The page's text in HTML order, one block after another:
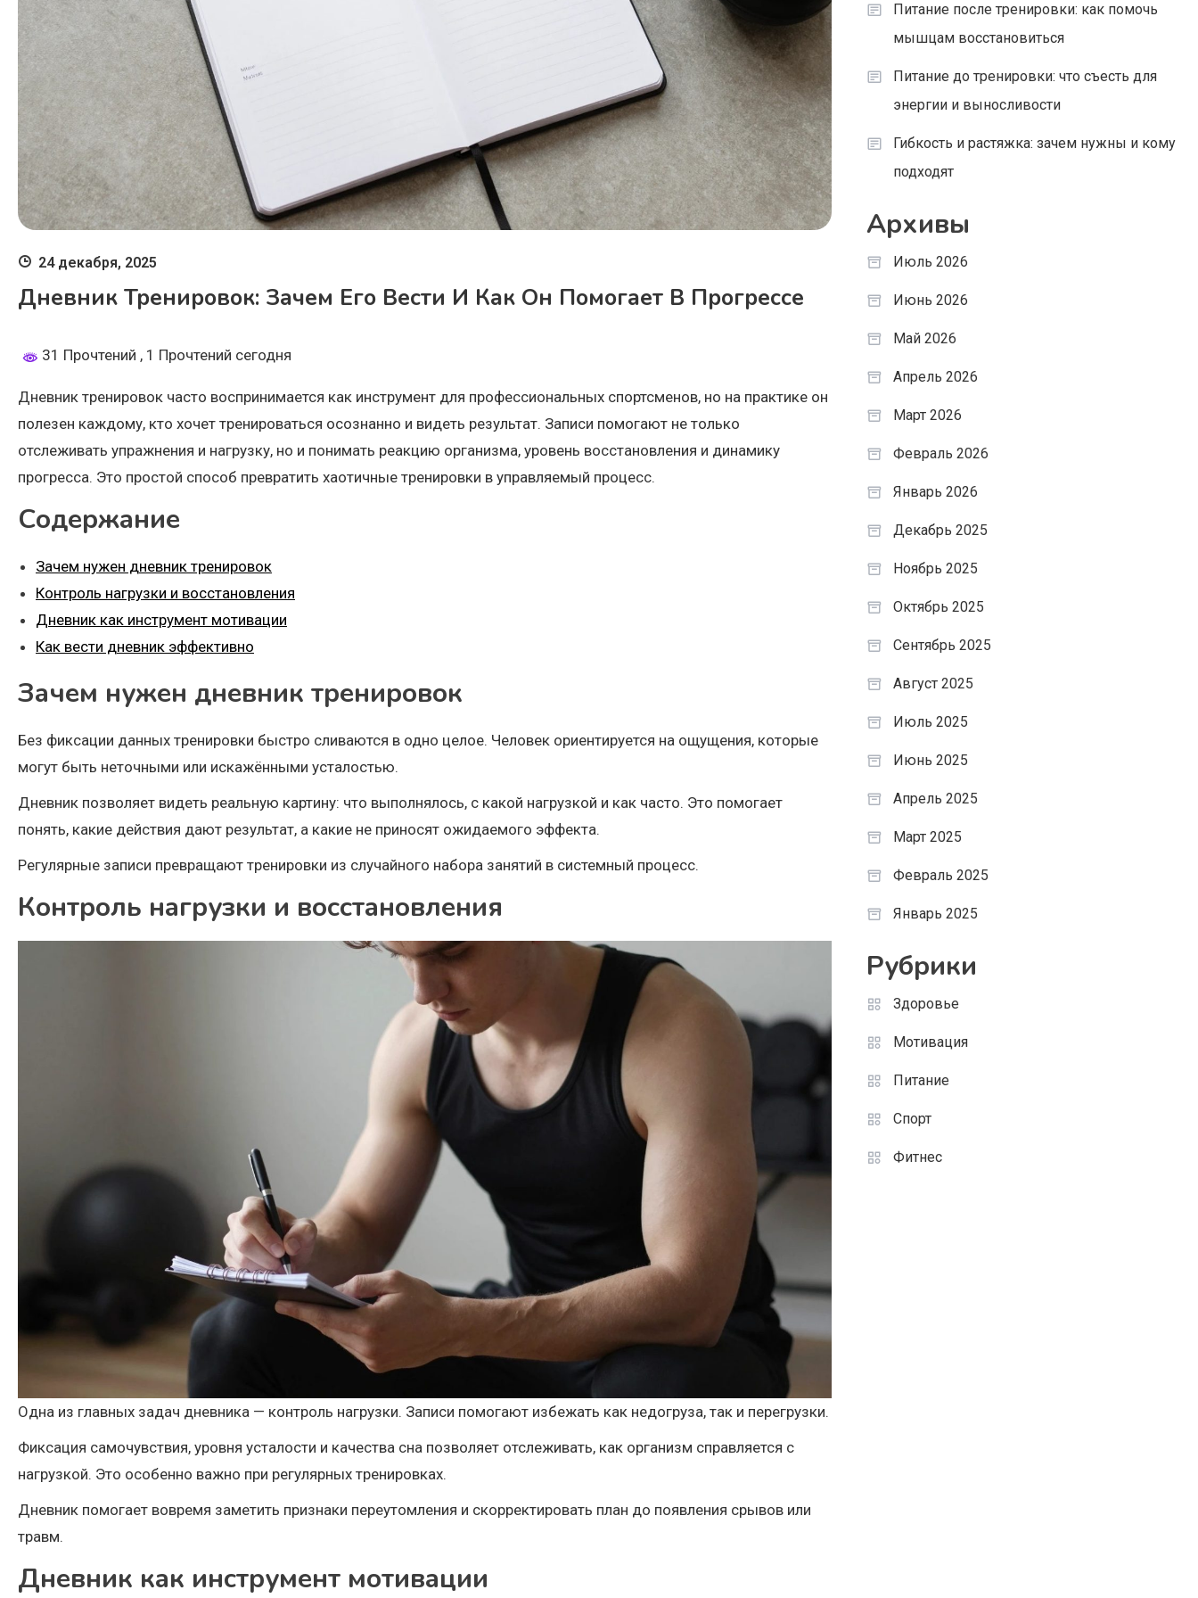
24 декабря, 2025
Дневник Тренировок: Зачем Его Вести И Как Он Помогает В Прогрессе
31 Прочтений , 1 Прочтений сегодня
Дневник тренировок часто воспринимается как инструмент для профессиональных спортсменов, но на практике он
полезен каждому, кто хочет тренироваться осознанно и видеть результат. Записи помогают не только
отслеживать упражнения и нагрузку, но и понимать реакцию организма, уровень восстановления и динамику
прогресса. Это простой способ превратить хаотичные тренировки в управляемый процесс.
Содержание
Зачем нужен дневник тренировок
Контроль нагрузки и восстановления
Дневник как инструмент мотивации
Как вести дневник эффективно
Зачем нужен дневник тренировок
Без фиксации данных тренировки быстро сливаются в одно целое. Человек ориентируется на ощущения, которые
могут быть неточными или искажёнными усталостью.
Дневник позволяет видеть реальную картину: что выполнялось, с какой нагрузкой и как часто. Это помогает
понять, какие действия дают результат, а какие не приносят ожидаемого эффекта.
Регулярные записи превращают тренировки из случайного набора занятий в системный процесс.
Контроль нагрузки и восстановления
Одна из главных задач дневника — контроль нагрузки. Записи помогают избежать как недогруза, так и перегрузки.
Фиксация самочувствия, уровня усталости и качества сна позволяет отслеживать, как организм справляется с
нагрузкой. Это особенно важно при регулярных тренировках.
Дневник помогает вовремя заметить признаки переутомления и скорректировать план до появления срывов или
травм.
Дневник как инструмент мотивации
Питание после тренировки: как помочь
мышцам восстановиться
Питание до тренировки: что съесть для
энергии и выносливости
Гибкость и растяжка: зачем нужны и кому
подходят
Архивы
Июль 2026
Июнь 2026
Май 2026
Апрель 2026
Март 2026
Февраль 2026
Январь 2026
Декабрь 2025
Ноябрь 2025
Октябрь 2025
Сентябрь 2025
Август 2025
Июль 2025
Июнь 2025
Апрель 2025
Март 2025
Февраль 2025
Январь 2025
Рубрики
Здоровье
Мотивация
Питание
Спорт
Фитнес